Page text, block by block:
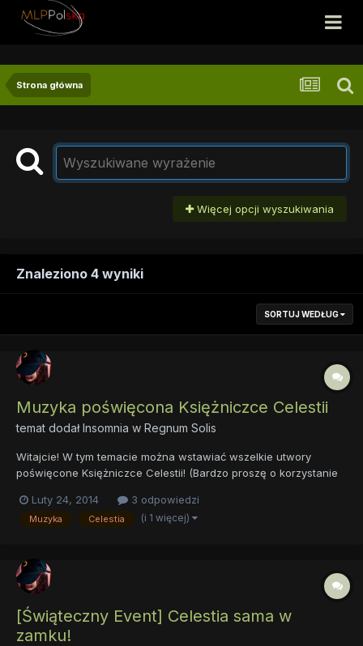
Strona główna
Więcej opcji wyszukiwania
Znaleziono 4 wyniki
SORTUJ WEDŁUG
Muzyka poświęcona Księżniczce Celestii
temat dodałInsomnia w Regnum Solis
Witajcie! W tym temacie można wstawiać wszelkie utwory
poświęcone Księżniczce Celestii! (Bardzo proszę o korzystanie
Pochwalcie się nim tutaj!
Luty 24, 2014 3 odpowiedzi
Muzyka Celestia (i 1 więcej)
[Świąteczny Event] Celestia sama w
zamku!